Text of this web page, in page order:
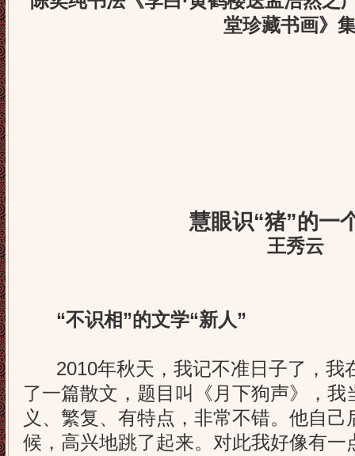
堂珍藏书画》
慧眼识“猪”的一
王秀云
“不识相”的文学“新人”
2010年秋天，我记不准日子了，我
了一篇散文，题目叫《月下狗声》，
义、繁复、有特点，非常不错。他自
候，高兴地跳了起来。对此我好像有一